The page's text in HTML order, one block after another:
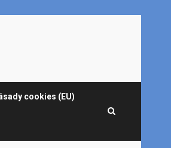
cookies (EU)